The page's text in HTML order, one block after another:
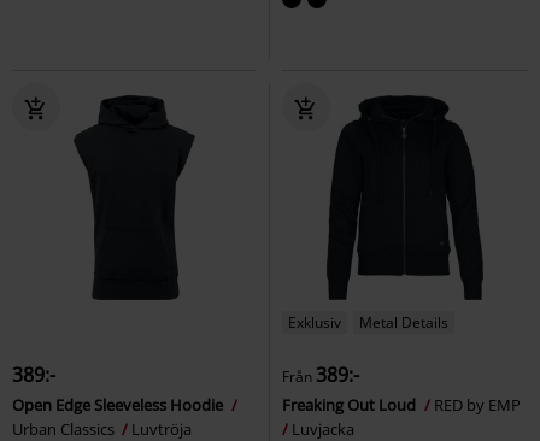
389:-
Open Edge Sleeveless Hoodie
Urban Classics
Luvtröja
Exklusiv Metal Details
Från 389:-
Freaking Out Loud
RED by EMP
Luvjacka